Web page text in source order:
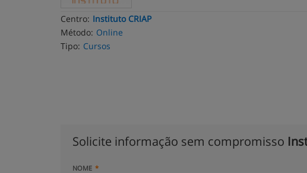
Centro: Instituto CRIAP
Método: Online
Tipo: Cursos
Solicite informação sem compromisso
NOME